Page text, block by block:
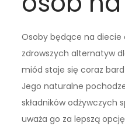
Osoby będące na diecie
zdrowszych alternatyw
miód staje się coraz
Jego naturalne
składników odżywczych
uważa go za lepszą